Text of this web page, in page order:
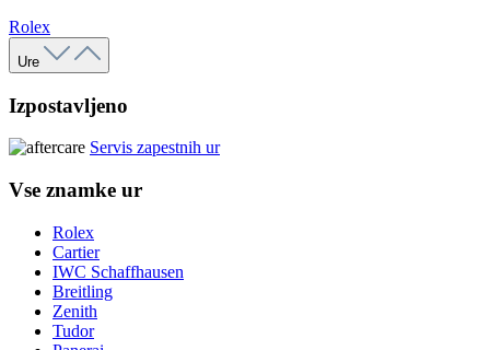
Rolex
Ure
Izpostavljeno
Servis zapestnih ur
Vse znamke ur
Rolex
Cartier
IWC Schaffhausen
Breitling
Zenith
Tudor